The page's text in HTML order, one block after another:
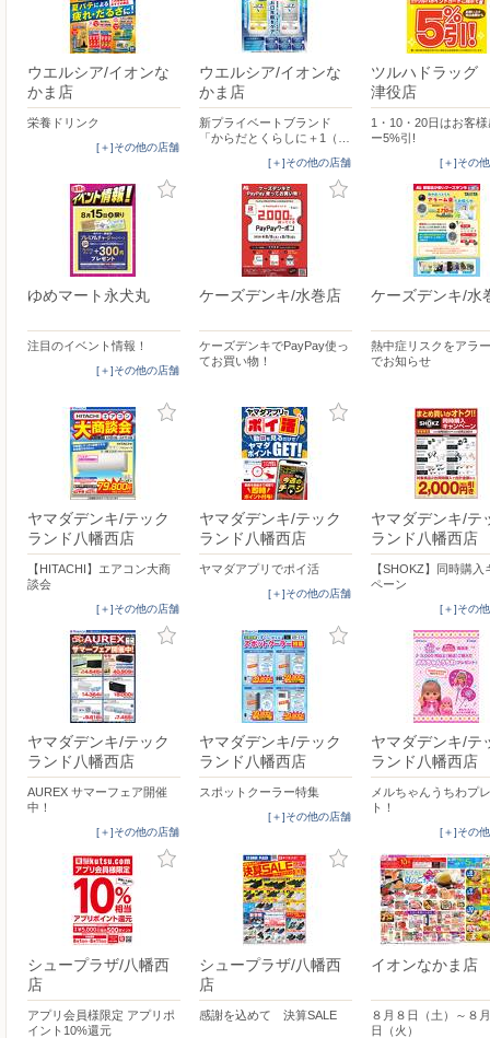
ウエルシア/イオンな
かま店
栄養ドリンク
[＋]その他の店舗
ウエルシア/イオンな
かま店
新プライベートブランド
「からだとくらしに＋1（…
[＋]その他の店舗
ツルハドラッグ
津役店
1・10・20日はお客
ー5%引!
[＋]その
ゆめマート永犬丸
注目のイベント情報！
[＋]その他の店舗
ケーズデンキ/水巻店
ケーズデンキでPayPay使っ
てお買い物！
ケーズデンキ/水
熱中症リスクをアラ
でお知らせ
ヤマダデンキ/テック
ランド八幡西店
【HITACHI】エアコン大商
談会
[＋]その他の店舗
ヤマダデンキ/テック
ランド八幡西店
ヤマダアプリでポイ活
[＋]その他の店舗
ヤマダデンキ/テ
ランド八幡西店
【SHOKZ】同時購入
ペーン
[＋]その
ヤマダデンキ/テック
ランド八幡西店
AUREX サマーフェア開催
中！
[＋]その他の店舗
ヤマダデンキ/テック
ランド八幡西店
スポットクーラー特集
[＋]その他の店舗
ヤマダデンキ/テ
ランド八幡西店
メルちゃんうちわプ
ト！
[＋]その
シュープラザ/八幡西
店
アプリ会員様限定 アプリポ
イント10%還元
シュープラザ/八幡西
店
感謝を込めて 決算SALE
イオンなかま店
８月８日（土）～８
日（火）